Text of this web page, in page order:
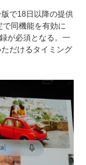
で18日以降の提供
同機能を有効に
が必須となる。一
だけるタイミング